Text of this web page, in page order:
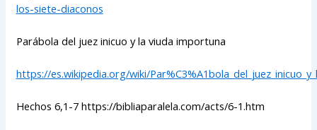
los-siete-diaconos
Parábola del juez inicuo y la viuda importuna
https://es.wikipedia.org/wiki/
Hechos 6,1-7 https://bibliaparalela.com/acts/6-1.htm